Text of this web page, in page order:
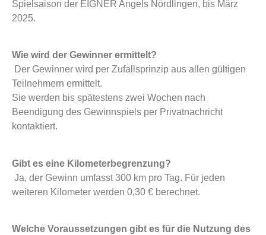
Spielsaison der EIGNER Angels Nördlingen, bis März
2025.
Wie wird der Gewinner ermittelt?
Der Gewinner wird per Zufallsprinzip aus allen gültigen
Teilnehmern ermittelt.
Sie werden bis spätestens zwei Wochen nach
Beendigung des Gewinnspiels per Privatnachricht
kontaktiert.
Gibt es eine Kilometerbegrenzung?
Ja, der Gewinn umfasst 300 km pro Tag. Für jeden
weiteren Kilometer werden 0,30 € berechnet.
Welche Voraussetzungen gibt es für die Nutzung des